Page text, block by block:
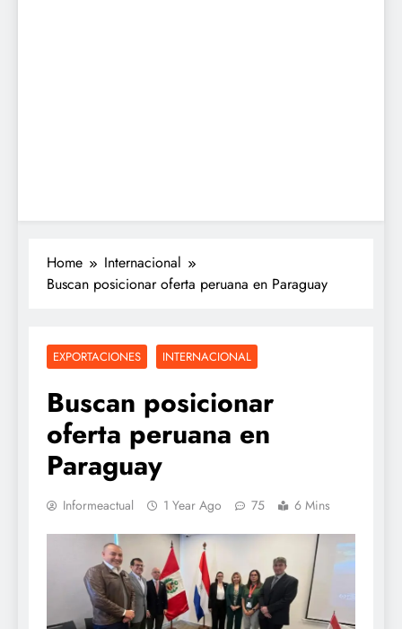
Home
Internacional
Buscan posicionar oferta peruana en Paraguay
EXPORTACIONES INTERNACIONAL
Buscan posicionar
oferta peruana en
Paraguay
Informeactual 1 Year Ago 75 6 Mins